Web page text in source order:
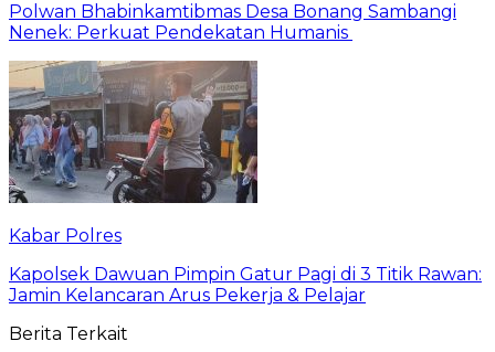
Polwan Bhabinkamtibmas Desa Bonang Sambangi
Nenek: Perkuat Pendekatan Humanis
Kabar Polres
Kapolsek Dawuan Pimpin Gatur Pagi di 3 Titik Rawan:
Jamin Kelancaran Arus Pekerja & Pelajar
Berita Terkait